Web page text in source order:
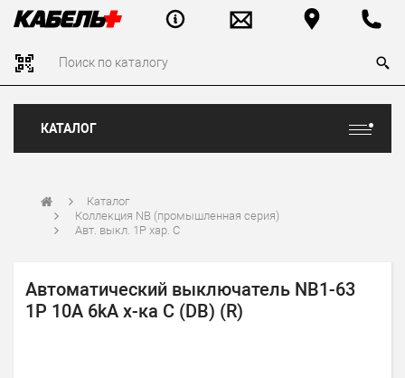
КАТАЛОГ
Каталог
Коллекция NB (промышленная серия)
Авт. выкл. 1Р хар. C
Автоматический выключатель NB1-63
1P 10A 6kA х-ка C (DB) (R)